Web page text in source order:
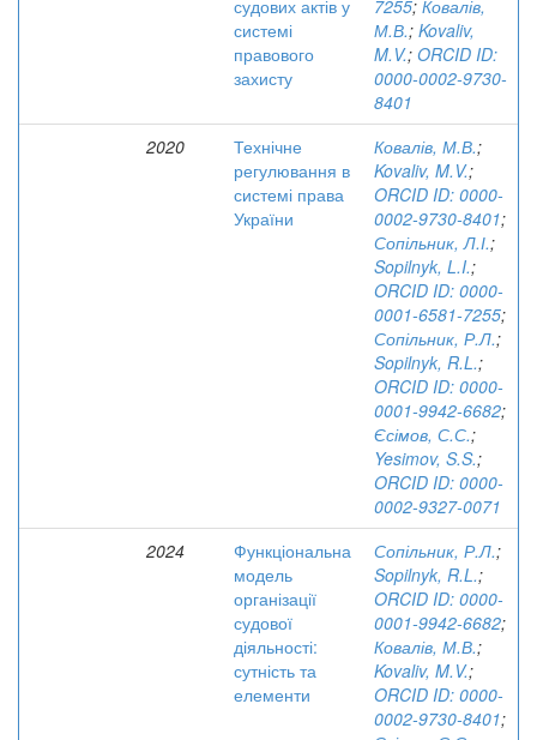
судових актів у
системі
правового
захисту
7255; Ковалів,
М.В.; Kovaliv,
M.V.; ORCID ID:
0000-0002-9730-
8401
2020
Технічне
регулювання в
системі права
України
Ковалів, М.В.;
Kovaliv, M.V.;
ORCID ID: 0000-
0002-9730-8401;
Сопільник, Л.І.;
Sopilnyk, L.I.;
ORCID ID: 0000-
0001-6581-7255;
Сопільник, Р.Л.;
Sopilnyk, R.L.;
ORCID ID: 0000-
0001-9942-6682;
Єсімов, С.С.;
Yesimov, S.S.;
ORCID ID: 0000-
0002-9327-0071
2024
Функціональна
модель
організації
судової
діяльності:
сутність та
елементи
Сопільник, Р.Л.;
Sopilnyk, R.L.;
ORCID ID: 0000-
0001-9942-6682;
Ковалів, М.В.;
Kovaliv, M.V.;
ORCID ID: 0000-
0002-9730-8401;